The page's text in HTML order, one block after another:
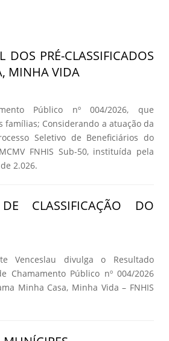
PRÉ-CLASSIFICADOS
MINHA VIDA
Público nº 004/2026, que
famílias; Considerando a atuação da
Seletivo de Beneficiários do
FNHIS Sub-50, instituída pela
2.026.
CLASSIFICAÇÃO DO
Venceslau divulga o Resultado
Chamamento Público nº 004/2026
Minha Casa, Minha Vida – FNHIS